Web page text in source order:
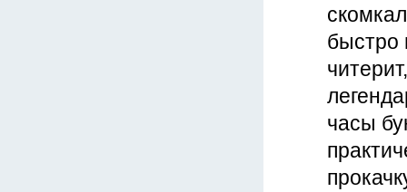
быстро
часы